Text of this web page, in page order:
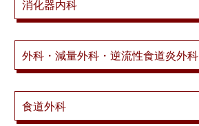
消化器内科
外科・減量外科・逆流性食道炎外科
食道外科